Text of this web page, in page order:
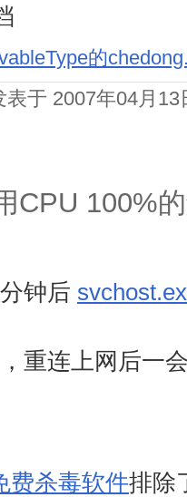
的
表于 2007年04月
CPU 100%
钟后
重连上网后一
费杀毒软件排除